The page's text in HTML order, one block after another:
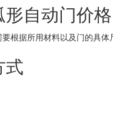
形自动门价格
根据所用材料以及门的具
式